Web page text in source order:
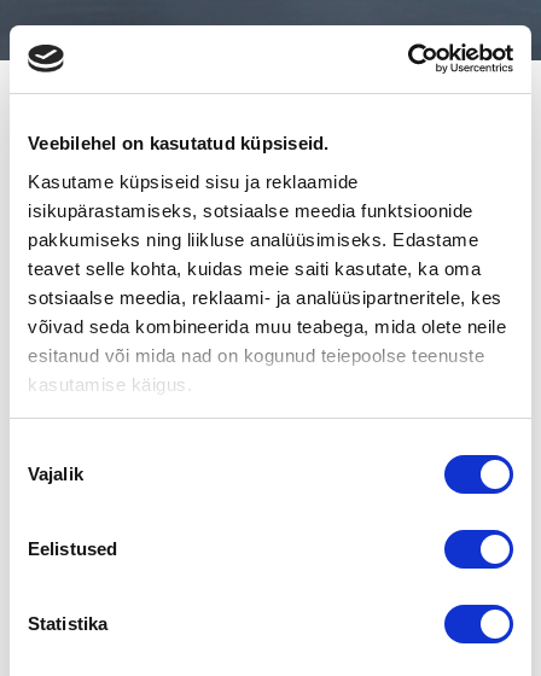
Veebilehel on kasutatud küpsiseid.
Kasutame küpsiseid sisu ja reklaamide
isikupärastamiseks, sotsiaalse meedia funktsioonide
pakkumiseks ning liikluse analüüsimiseks. Edastame
teavet selle kohta, kuidas meie saiti kasutate, ka oma
sotsiaalse meedia, reklaami- ja analüüsipartneritele, kes
võivad seda kombineerida muu teabega, mida olete neile
esitanud või mida nad on kogunud teiepoolse teenuste
kasutamise käigus.
valik
Vajalik
Eelistused
Statistika
OMISTAJANVAIHDOS: MITEN
ONNISTUT YRITYSKAUPASSA?
TAPAHTUMA TURUSSA 4.2.2016
Aika:
torstai 4.2.2016 kello 17.30 – 20.00
Osoite:Artukaistentie 13, Turku
yrityskaupassa?
Rantanen. Tämän lisäksi puheenvuorojen jälkeen järjestetään
paneelikeskustelu jossa kaikki puhujat vastaavat yleisön